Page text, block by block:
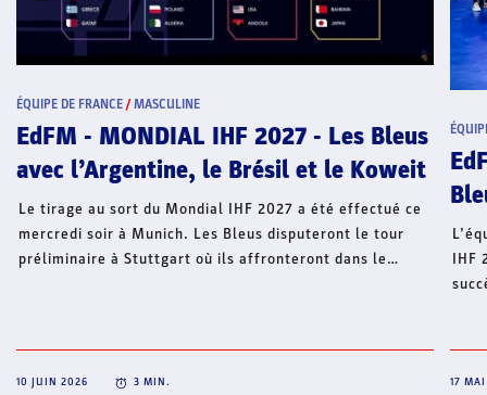
ÉQUIPE DE FRANCE /MASCULINE
EdFM - MONDIAL IHF 2027 - Les Bleus
avec l’Argentine, le Brésil et le Koweit
Le tirage au sort du Mondial IHF 2027 a été effectué ce
mercredi soir à Munich. Les Bleus disputeront le tour
préliminaire à Stuttgart où ils affronteront dans le
compléter leur collection de titres.
10 JUIN 2026 3 MIN.
IHF
17